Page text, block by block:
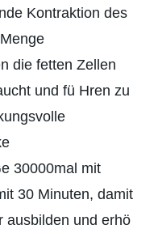
Kontraktion des
die fetten Zellen
und fü Hren zu
30000mal mit
30 Minuten, damit
ausbilden und erhö